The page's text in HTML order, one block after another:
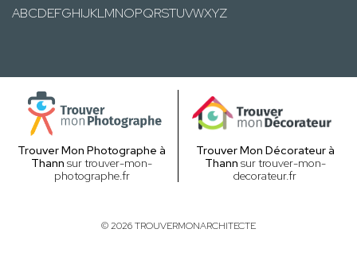
ABCDEFGHIJKLMNOPQRSTUVWXYZ
Trouver Mon Photographe à
Thann sur trouver-mon-
photographe.fr
Trouver Mon Décorateur à
Thann sur trouver-mon-
decorateur.fr
© 2026 TROUVERMONARCHITECTE